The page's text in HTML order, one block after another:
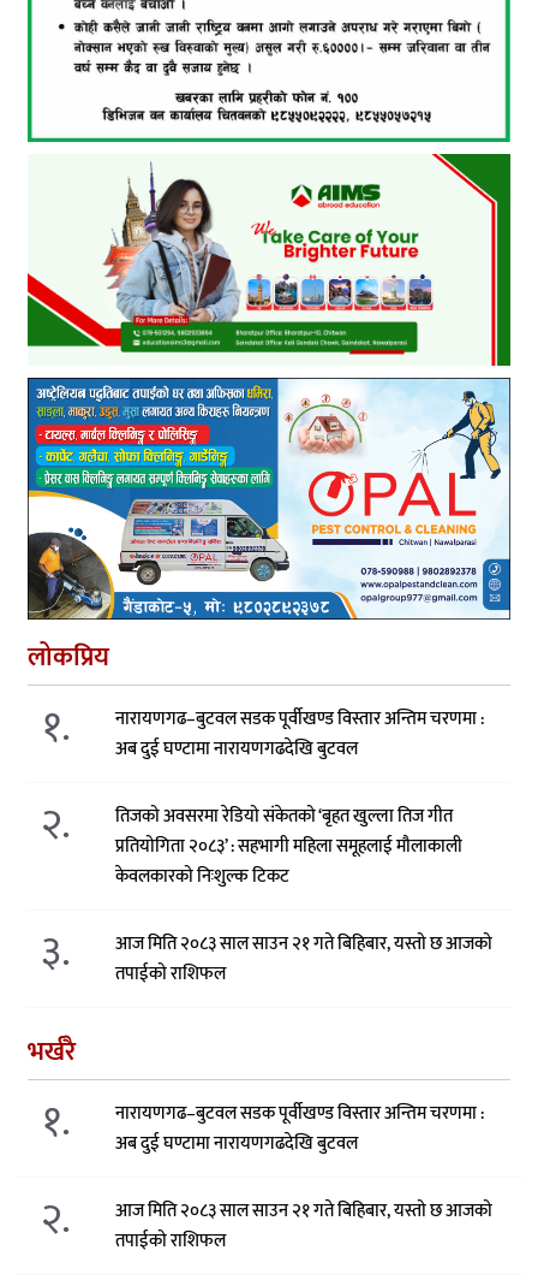
लोकप्रिय
१.
नारायणगढ–बुटवल सडक पूर्वीखण्ड विस्तार अन्तिम चरणमा :
अब दुई घण्टामा नारायणगढदेखि बुटवल
२.
तिजको अवसरमा रेडियो संकेतको ‘बृहत खुल्ला तिज गीत
प्रतियोगिता २०८३’ : सहभागी महिला समूहलाई मौलाकाली
केवलकारको निःशुल्क टिकट
३.
आज मिति २०८३ साल साउन २१ गते बिहिबार, यस्तो छ आजको
तपाईको राशिफल
भर्खरै
१.
नारायणगढ–बुटवल सडक पूर्वीखण्ड विस्तार अन्तिम चरणमा :
अब दुई घण्टामा नारायणगढदेखि बुटवल
२.
आज मिति २०८३ साल साउन २१ गते बिहिबार, यस्तो छ आजको
तपाईको राशिफल